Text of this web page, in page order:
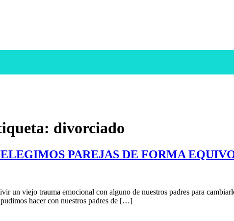
divorciado
PAREJAS DE FORMA
un viejo trauma emocional con alguno de nuestros padres para
hacer con nuestros padres de […]